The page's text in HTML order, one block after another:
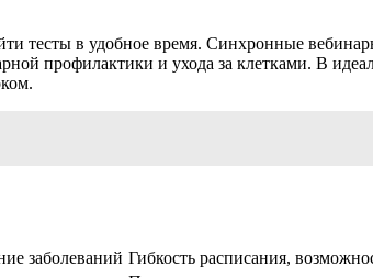
тесты в удобное время. Синхронные
профилактики и ухода за клетками. В
заболеваний Гибкость расписания,